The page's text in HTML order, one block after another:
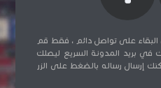
البقاء على تواصل دائم ، فقط قم
في بريد المدونة السريع ليصلك
إرسال رساله بالضغط على الزر